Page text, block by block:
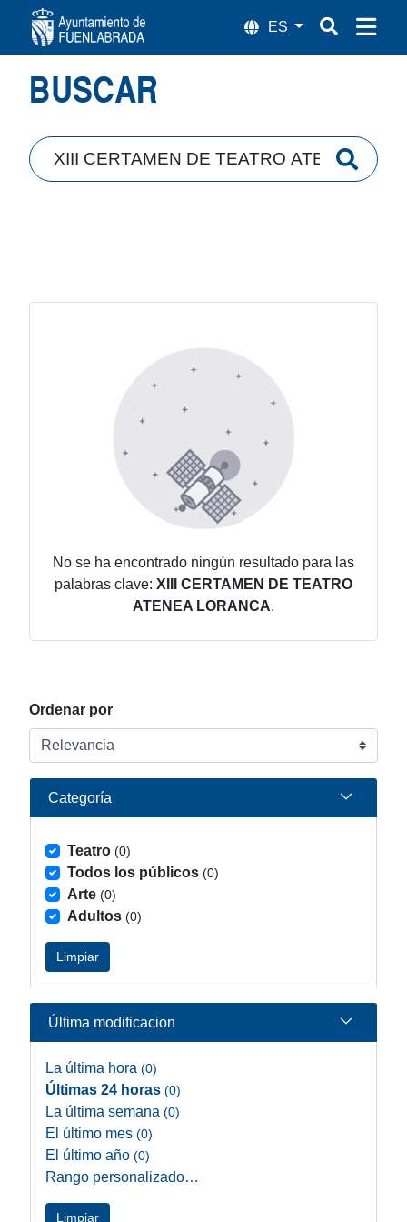
Búsqueda
BUSCAR
Ordenar por
Categoría
Teatro (0)
Todos los públicos (0)
Arte (0)
Adultos (0)
Limpiar
Última modificacion
La última hora (0)
Últimas 24 horas (0)
La última semana (0)
El último mes (0)
El último año (0)
Rango personalizado…
Limpiar
No se ha encontrado ningún resultado para las
palabras clave: XIII CERTAMEN DE TEATRO
ATENEA LORANCA.